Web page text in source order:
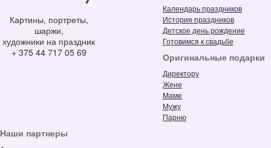
Картины, портреты,
шаржи,
художники на праздник
+ 375 44 717 05 69
Календарь праздников
История праздников
Детское день рождение
Готовимся к свадьбе
Оригинальные подарки
Директору
Жене
Маме
Мужу
Парню
Наши партнеры